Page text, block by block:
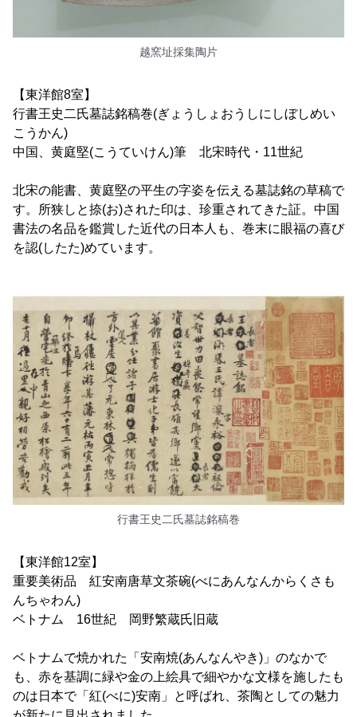
越窯址採集陶片
【東洋館8室】
行書王史二氏墓誌銘稿巻(ぎょうしょおうしにしぼしめい
こうかん)
中国、黄庭堅(こうていけん)筆 北宋時代・11世紀
北宋の能書、黄庭堅の平生の字姿を伝える墓誌銘の草稿で
す。所狭しと捺(お)された印は、珍重されてきた証。中国
書法の名品を鑑賞した近代の日本人も、巻末に眼福の喜び
を認(したた)めています。
行書王史二氏墓誌銘稿巻
【東洋館12室】
重要美術品 紅安南唐草文茶碗(べにあんなんからくさも
んちゃわん)
ベトナム 16世紀 岡野繁蔵氏旧蔵
ベトナムで焼かれた「安南焼(あんなんやき)」のなかで
も、赤を基調に緑や金の上絵具で細やかな文様を施したも
のは日本で「紅(べに)安南」と呼ばれ、茶陶としての魅力